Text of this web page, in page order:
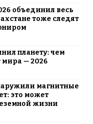
объединил весь
тоже следят
планету: чем
мира — 2026
магнитные
это может
жизни